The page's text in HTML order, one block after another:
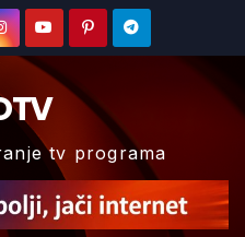
tv programa